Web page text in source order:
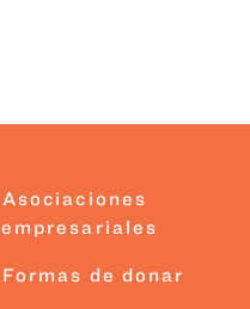
Asociaciones
empresariales
Formas de donar